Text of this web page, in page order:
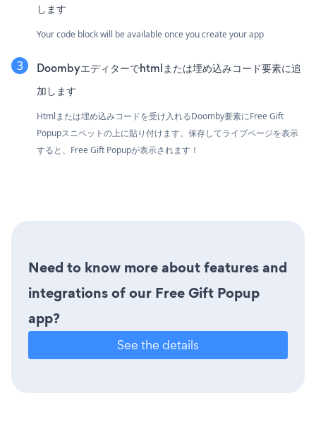
します
Your code block will be available once you create your app
Doombyエディターでhtmlまたは埋め込みコード要素に追
加します
Htmlまたは埋め込みコードを受け入れるDoomby要素にFree Gift
Popupスニペットの上に貼り付けます。保存してライブページを表示
すると、Free Gift Popupが表示されます！
Need to know more about features and
integrations of our Free Gift Popup
app?
See the details